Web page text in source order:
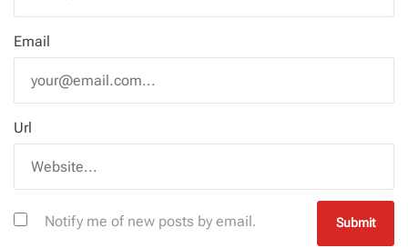
Email
Url
Notify me of new posts by email.